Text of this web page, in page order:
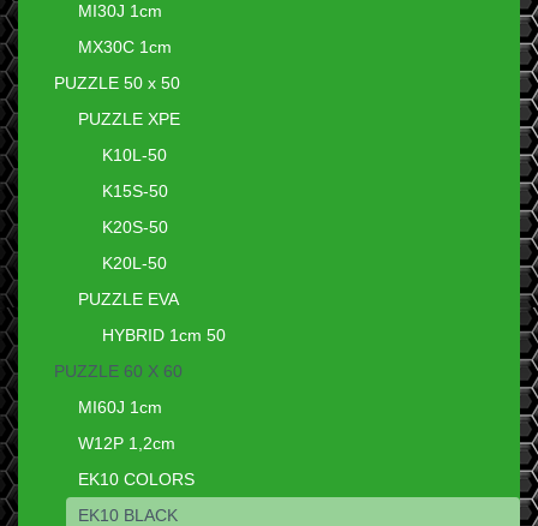
MI30J 1cm
MX30C 1cm
PUZZLE 50 x 50
PUZZLE XPE
K10L-50
K15S-50
K20S-50
K20L-50
PUZZLE EVA
HYBRID 1cm 50
PUZZLE 60 X 60
MI60J 1cm
W12P 1,2cm
EK10 COLORS
EK10 BLACK